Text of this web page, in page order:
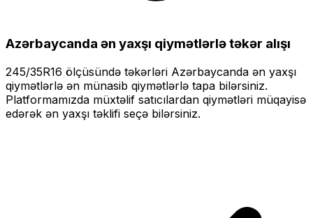
Azərbaycanda ən yaxşı qiymətlərlətəkər alışı
245/35R16 ölçüsündə təkərləri Azərbaycanda ən yaxşı
qiymətlərlə ən münasib qiymətlərlə tapa bilərsiniz.
Platformamızda müxtəlif satıcılardan qiymətləri müqayisə
edərək ən yaxşı təklifi seçə bilərsiniz.